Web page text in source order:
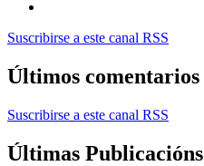
Suscribirse a este canal RSS
Últimos comentarios
Suscribirse a este canal RSS
Últimas Publicacións